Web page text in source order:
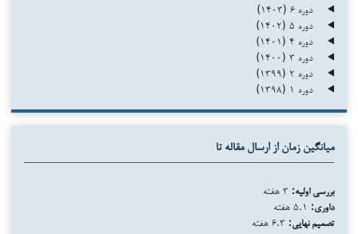
دوره ۶ (۱۴۰۳)
دوره ۵ (۱۴۰۲)
دوره ۴ (۱۴۰۱)
دوره ۳ (۱۴۰۰)
دوره ۲ (۱۳۹۹)
دوره ۱ (۱۳۹۸)
میانگین زمان از ارسال مقاله تا
بررسی اولیه:
داوری:
تصمیم نهایی: